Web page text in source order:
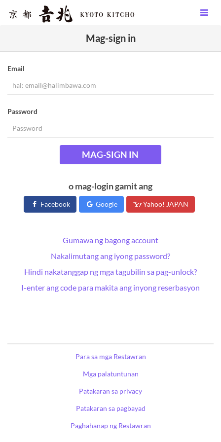
Mag-sign in
Email
Password
MAG-SIGN IN
o mag-login gamit ang
Facebook Google Yahoo! JAPAN
Gumawa ng bagong account
Nakalimutang ang iyong password?
Hindi nakatanggap ng mga tagubilin sa pag-unlock?
I-enter ang code para makita ang inyong reserbasyon
Para sa mga Restawran
Mga palatuntunan
Patakaran sa privacy
Patakaran sa pagbayad
Paghahanap ng Restawran